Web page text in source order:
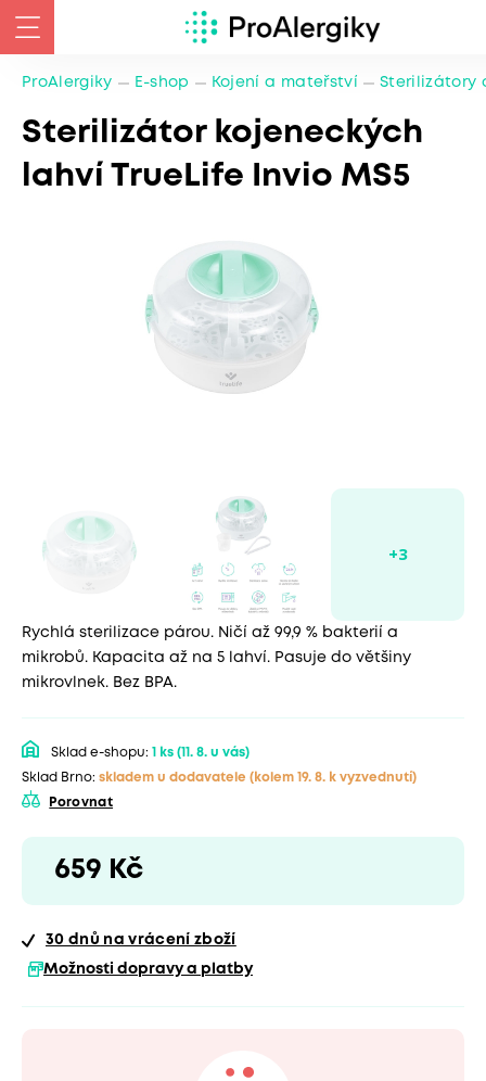
ProAlergiky E-shop Kojení a mateřství Sterilizátory
Sterilizátor kojeneckých
lahví TrueLife Invio MS5
Rychlá sterilizace párou. Ničí až 99,9 % bakterií a
mikrobů. Kapacita až na 5 lahví. Pasuje do většiny
mikrovlnek. Bez BPA.
Sklad e-shopu: 1 ks (11. 8. u vás)
Sklad Brno: skladem u dodavatele (kolem 19. 8. k vyzvednutí)
Porovnat
659 Kč
30 dnů na vrácení zboží
Možnosti dopravy a platby